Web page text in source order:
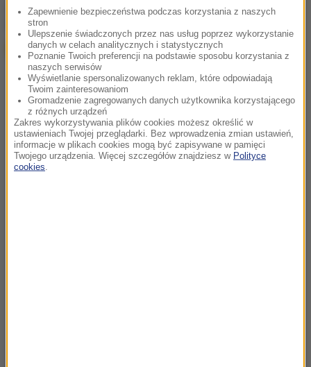
chcesz widzieć więcej artykułów od RMF24?dodaj w
Google
Zapewnienie bezpieczeństwa podczas korzystania z naszych
stron
Ulepszenie świadczonych przez nas usług poprzez wykorzystanie
danych w celach analitycznych i statystycznych
Poznanie Twoich preferencji na podstawie sposobu korzystania z
naszych serwisów
Wyświetlanie spersonalizowanych reklam, które odpowiadają
Twoim zainteresowaniom
Gromadzenie zagregowanych danych użytkownika korzystającego
z różnych urządzeń
Zakres wykorzystywania plików cookies możesz określić w
ustawieniach Twojej przeglądarki. Bez wprowadzenia zmian ustawień,
informacje w plikach cookies mogą być zapisywane w pamięci
Twojego urządzenia. Więcej szczegółów znajdziesz w Polityce
cookies